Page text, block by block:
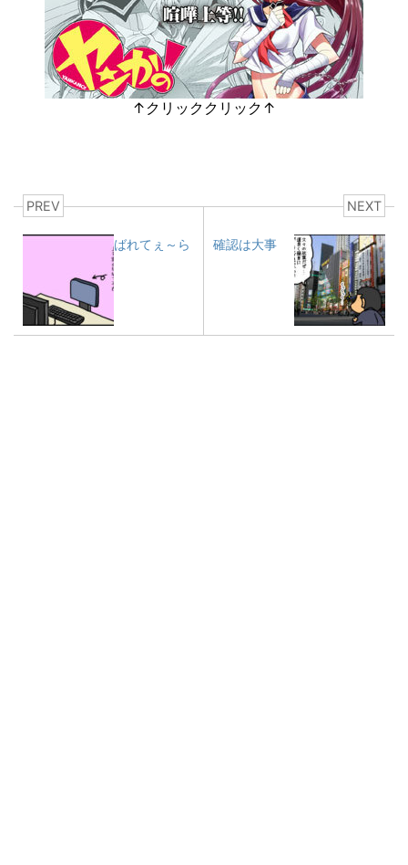
↑クリッククリック↑
PREV
ばれてぇ～ら
NEXT
確認は大事